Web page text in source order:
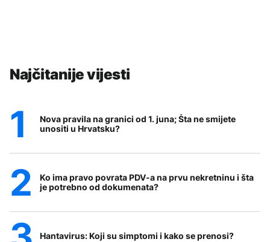
Najčitanije vijesti
Nova pravila na granici od 1. juna; Šta ne smijete
unositi u Hrvatsku?
Ko ima pravo povrata PDV-a na prvu nekretninu i šta
je potrebno od dokumenata?
Hantavirus: Koji su simptomi i kako se prenosi?